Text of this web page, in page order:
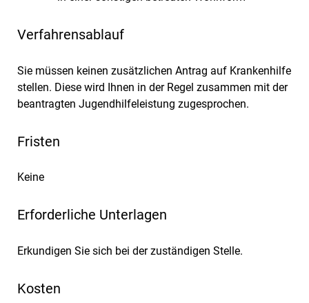
Verfahrensablauf
Sie müssen keinen zusätzlichen Antrag auf Krankenhilfe
stellen. Diese wird Ihnen in der Regel zusammen mit der
beantragten Jugendhilfeleistung zugesprochen.
Fristen
Keine
Erforderliche Unterlagen
Erkundigen Sie sich bei der zuständigen Stelle.
Kosten